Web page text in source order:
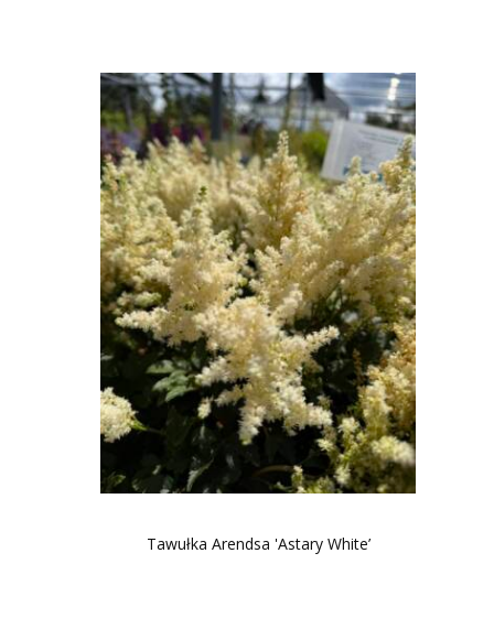
Tawułka Arendsa 'Astary White’